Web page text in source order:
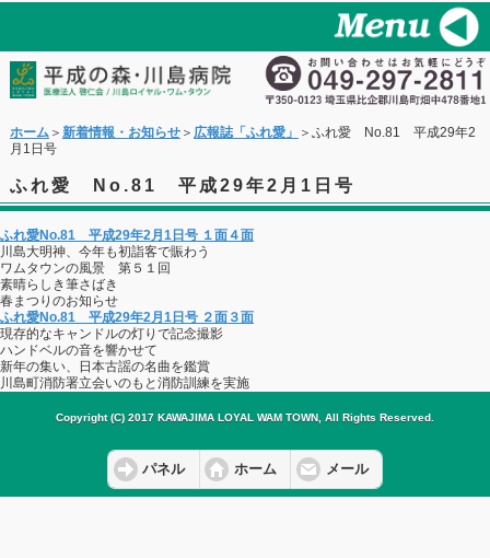
ホーム＞ 新着情報・お知らせ＞ 広報誌「ふれ愛」
＞ふれ愛 No.81 平成29年2
月1日号
ふれ愛 No.81 平成29年2月1日号
ふれ愛No.81 平成29年2月1日号 １面４面
川島大明神、今年も初詣客で賑わう
ワムタウンの風景 第５１回
素晴らしき筆さばき
春まつりのお知らせ
ふれ愛No.81 平成29年2月1日号 ２面３面
現存的なキャンドルの灯りで記念撮影
ハンドベルの音を響かせて
新年の集い、日本古謡の名曲を鑑賞
川島町消防署立会いのもと消防訓練を実施
Copyright (C) 2017 KAWAJIMA LOYAL WAM TOWN, All Rights Reserved.
パネル ホーム メール